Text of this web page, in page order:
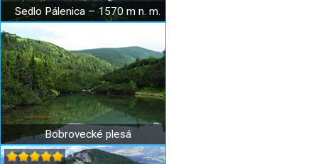
Sedlo Pálenica – 1570 m n. m.
Bobrovecké plesá